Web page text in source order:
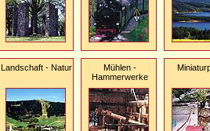
Landschaft - Natur
Mühlen -
Hammerwerke